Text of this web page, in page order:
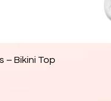
– Bikini Top